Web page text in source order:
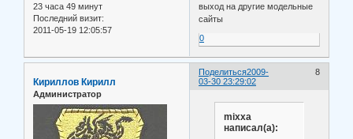
23 часа 49 минут
Последний визит:
2011-05-19 12:05:57
выход на другие модельные
сайты
0
Поделиться 8
2009-
03-30 23:29:02
Кириллов Кирилл
Администратор
mixxa
написал(а):